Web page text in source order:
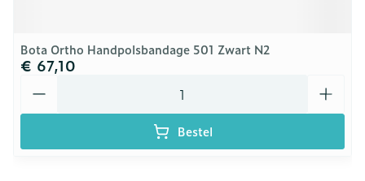
Bota Ortho Handpolsbandage 501 Zwart N2
€ 67,10
Bestel